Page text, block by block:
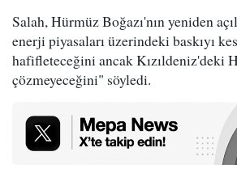
Salah, Hürmüz Boğazı'nın yeniden
enerji piyasaları üzerindeki baskıyı
hafifleteceğini ancak Kızıldeniz'deki
çözmeyeceğini" söyledi.